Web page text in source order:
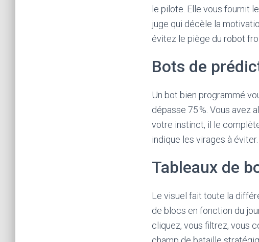
b
a
n
a
r
e
p
o
o
u
e
le pilote. Elle vous fournit
juge qui décèle la
évitez le piège du robot
Bots de
Un bot bien programmé
dépasse 75 %. Vous avez
votre instinct, il le
indique les virages à éviter.
Tableaux de
Le visuel fait toute la
de blocs en fonction du
cliquez, vous filtrez, vous